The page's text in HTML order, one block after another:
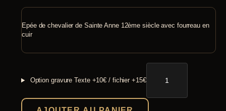
Epée de chevalier de Sainte Anne 12ème siècle avec fourreau en
cuir
Option gravure Texte +10€ / fichier +15€
quantité
de
Épée
chevalier